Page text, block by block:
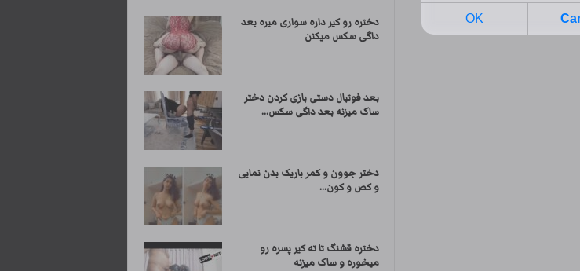
دختره رو کیر داره سواری میره بعد
داگی سکس میکنن
بعد فوتبال دستی بازی کردن دختر
ساک میزنه بعد داگی سکس...
دختر جوون و کمر باریک بدن نمایی
و کص و کون...
دختره قشنگ تا ته کیر پسره رو
میخوره و ساک میزنه